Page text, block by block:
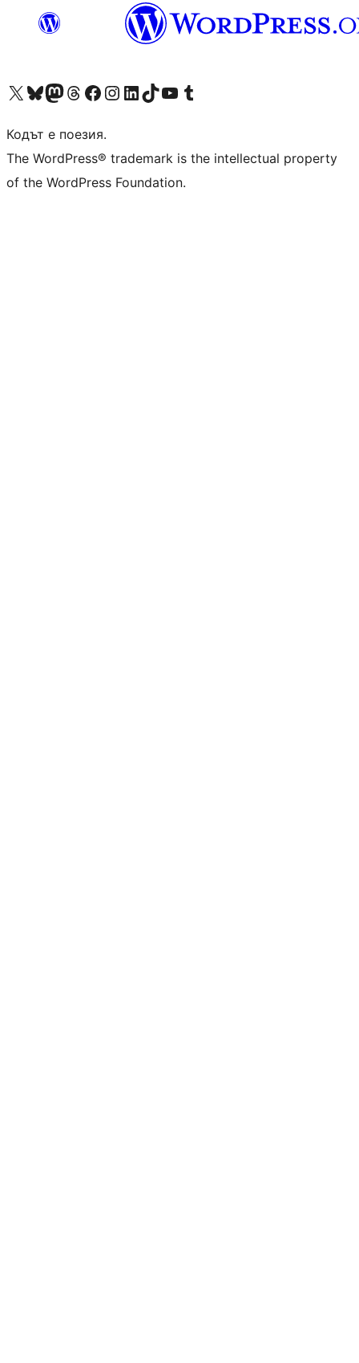
Visit our X (formerly Twitter) account
Visit our Bluesky account
Visit our Mastodon account
Visit our Threads account
Посетете нашата страница във Facebook
Посетете нашия профил в Instagram
Посетете нашия профил в LinkedIn
Visit our TikTok account
Visit our YouTube channel
Visit our Tumblr account
Кодът е поезия.
The WordPress® trademark is the intellectual property
of the WordPress Foundation.